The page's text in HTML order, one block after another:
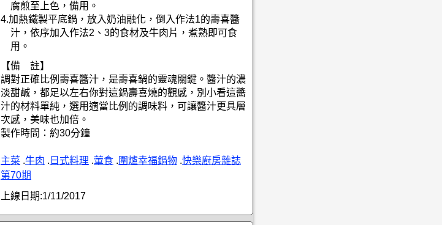
腐煎至上色，備用。
4.加熱鐵製平底鍋，放入奶油融化，倒入作法1的壽喜醬
汁，依序加入作法2、3的食材及牛肉片，煮熟即可食
用。
【備 註】
調對正確比例壽喜醬汁，是壽喜鍋的靈魂關鍵。醬汁的濃
淡甜鹹，都足以左右你對這鍋壽喜燒的觀感，別小看這醬
汁的材料單純，選用適當比例的調味料，可讓醬汁更具層
次感，美味也加倍。
製作時間：約30分鐘
主菜 .牛肉 . 日式料理 .葷食 . 圍爐幸福鍋物 .快樂廚房雜誌
第70期
上線日期:1/11/2017